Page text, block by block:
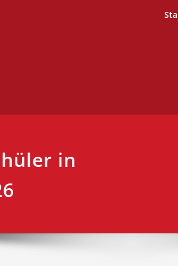
Team – Erste
in